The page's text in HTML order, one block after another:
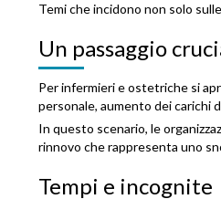
Temi che incidono non solo
Un passaggio
Per infermieri e ostetriche si
personale, aumento dei carichi
In questo scenario, le
rinnovo che rappresenta uno
Tempi e incognite